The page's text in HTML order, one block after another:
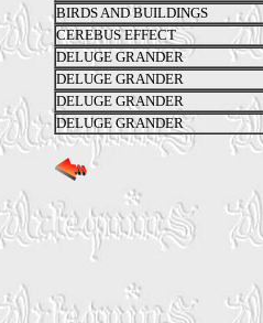
BIRDS AND BUILDINGS
CEREBUS EFFECT
DELUGE GRANDER
DELUGE GRANDER
DELUGE GRANDER
DELUGE GRANDER